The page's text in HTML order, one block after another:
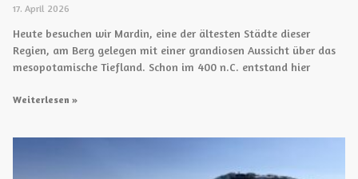
17. April 2026
Heute besuchen wir Mardin, eine der ältesten Städte dieser
Regien, am Berg gelegen mit einer grandiosen Aussicht über das
mesopotamische Tiefland. Schon im 400 n.C. entstand hier
Weiterlesen »